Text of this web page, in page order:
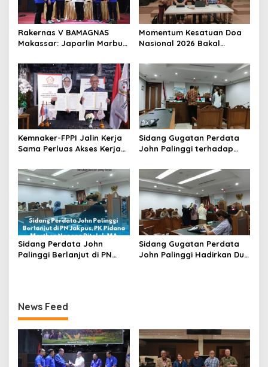
Rakernas V BAMAGNAS
Makassar: Japarlin Marbun
Kristen, Bahas Rakernas VI
di Bangkok
Momentum Kesatuan Doa
Nasional 2026 Bakal
Seluruh Aras Gereja
Bersatu Doakan Indonesia
Kemnaker-FPPI Jalin Kerja
Sama Perluas Akses Kerja
Sidang Gugatan Perdata
John Palinggi terhadap
Tahap Penyerahan Bukti
Baru
Sidang Perdata John
Palinggi Berlanjut di PN
Sidang Gugatan Perdata
John Palinggi Hadirkan Dua
News Feed